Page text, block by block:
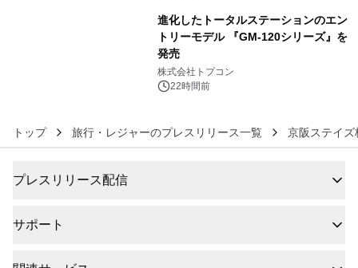
進化したトータルステーションのエン
トリーモデル 『GM-120シリーズ』を
発売
株式会社トプコン
22時間前
トップ 旅行・レジャーのプレスリリース一覧 京阪ステイズ
プレスリリース配信
サポート